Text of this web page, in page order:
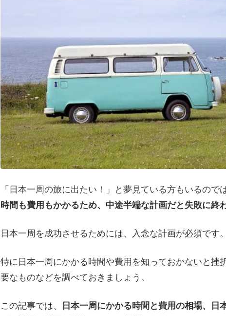
「日本一周の旅に出たい！」と夢見ている方もいるので
時間も費用もかかるため、中途半端な計画だと失敗に終
日本一周を成功させるためには、入念な計画が必須です。
特に日本一周にかかる時間や費用を知っておかないと挫
要なものなどを調べておきましょう。
この記事では、
日本一周にかかる時間と費用の相場、日